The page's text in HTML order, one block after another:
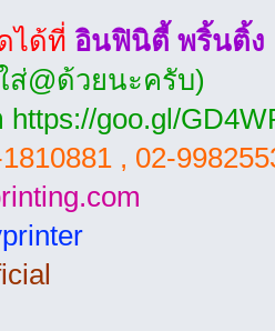
ได้ที่ อินฟินิตี้ พริ้นติ้ง
ส่@ด้วยนะครับ)
https://goo.gl/
, 02-